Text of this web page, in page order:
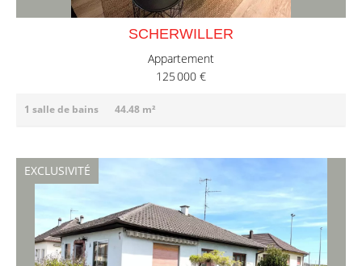
SCHERWILLER
Appartement
125 000 €
1 salle de bains 44.48 m²
EXCLUSIVITÉ